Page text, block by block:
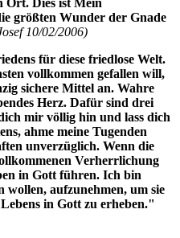
Ort. Dies ist Mein
größten Wunder der Gnade
10/02/2006)
für diese friedlose Welt.
vollkommen gefallen will,
sichere Mittel an. Wahre
Herz. Dafür sind drei
mir völlig hin und lass dich
ahme meine Tugenden
unverzüglich. Wenn die
Verherrlichung
in Gott führen. Ich bin
wollen, aufzunehmen, um sie
in Gott zu erheben."